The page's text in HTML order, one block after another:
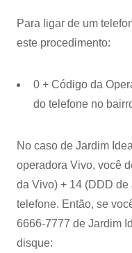
Para ligar de um
este procedimento:
0 + Código da
do telefone no
No caso de Jardim
operadora Vivo, você
da Vivo) + 14 (DDD
telefone. Então, se
6666-7777 de Jardim
disque: